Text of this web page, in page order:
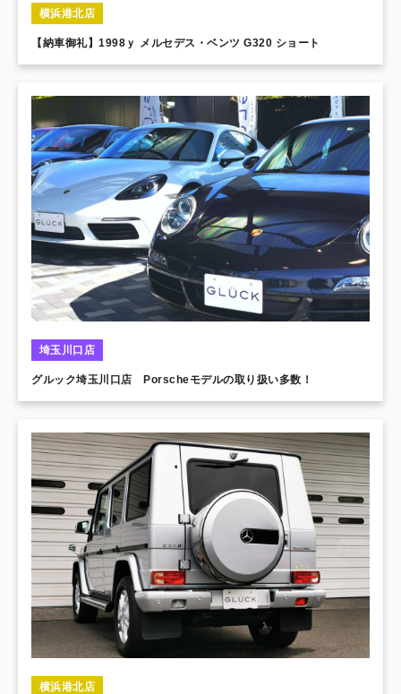
横浜港北店
【納車御礼】1998ｙ メルセデス・ベンツ G320 ショート
埼玉川口店
グルック埼玉川口店 Porscheモデルの取り扱い多数！
横浜港北店